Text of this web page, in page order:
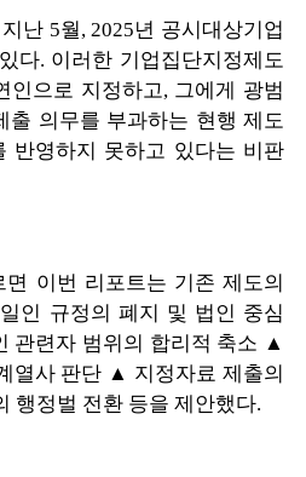
난 5월, 2025년 공시대상기업
다. 이러한 기업집단지정제도
인으로 지정하고, 그에게 광범
출 의무를 부과하는 현행 제도
반영하지 못하고 있다는 비판
이번 리포트는 기존 제도의
인 규정의 폐지 및 법인 중심
관련자 범위의 합리적 축소 ▲
열사 판단 ▲ 지정자료 제출의
행정벌 전환 등을 제안했다.